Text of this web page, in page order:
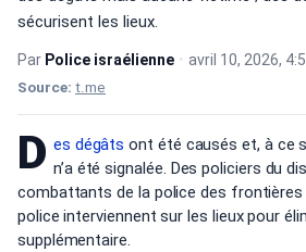
sécurisent les lieux.
Par Police israélienne • avril 10, 2026,
Source: t.me
D es dégâts ont été causés et, à ce
n’a été signalée. Des policiers du
combattants de la police des
police interviennent sur les lieux pour
supplémentaire.